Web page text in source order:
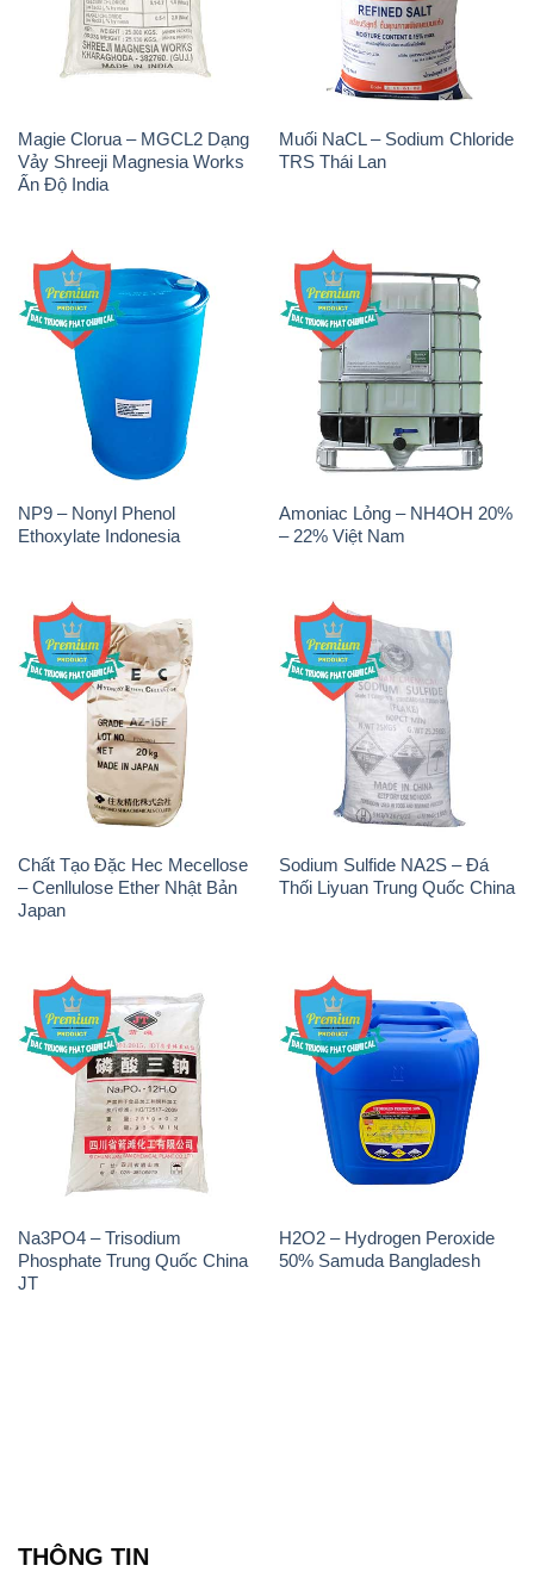
Magie Clorua – MGCL2 Dạng
Vảy Shreeji Magnesia Works
Ấn Độ India
Muối NaCL – Sodium Chloride
TRS Thái Lan
NP9 – Nonyl Phenol
Ethoxylate Indonesia
Amoniac Lỏng – NH4OH 20%
– 22% Việt Nam
Chất Tạo Đặc Hec Mecellose
– Cenllulose Ether Nhật Bản
Japan
Sodium Sulfide NA2S – Đá
Thối Liyuan Trung Quốc China
Na3PO4 – Trisodium
Phosphate Trung Quốc China
JT
H2O2 – Hydrogen Peroxide
50% Samuda Bangladesh
THÔNG TIN